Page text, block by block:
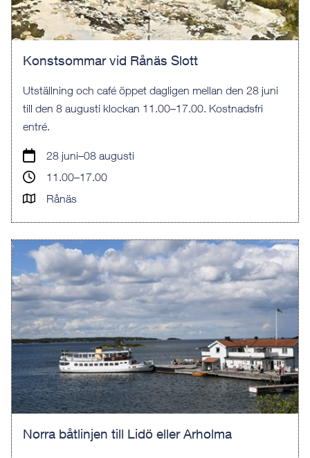
Konstsommar vid Rånäs Slott
Utställning och café öppet dagligen mellan den 28 juni
till den 8 augusti klockan 11.00–17.00. Kostnadsfri
entré.
28 juni–08 augusti
11.00–17.00
Rånäs
Norra båtlinjen till Lidö eller Arholma